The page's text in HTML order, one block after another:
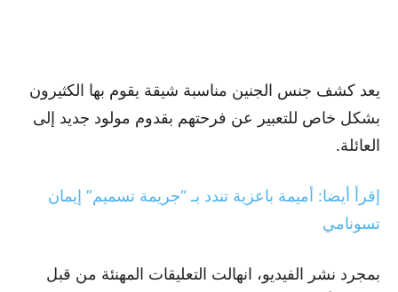
يعد كشف جنس الجنين مناسبة شيقة يقوم بها الكثيرون
بشكل خاص للتعبير عن فرحتهم بقدوم مولود جديد إلى
العائلة.
إقرأ أيضا: أميمة باعزية تندد بـ “جريمة تسميم” إيمان
تسونامي
بمجرد نشر الفيديو، انهالت التعليقات المهنئة من قبل